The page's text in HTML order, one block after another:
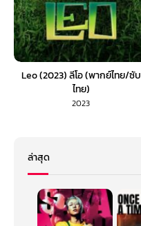
Leo (2023) ลีโอ (พากย์ไทย/ซับ
ไทย)
2023
ล่าสุด